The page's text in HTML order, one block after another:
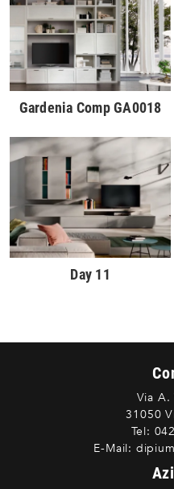
Gardenia Comp GA0018
Day 11
Via A.
31050
Tel:
E-Mail: